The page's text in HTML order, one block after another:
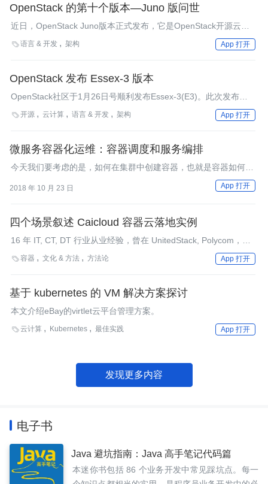
各个组件之间的相互调用关系，对于调试和定位问题将会带来巨大
OpenStack 的第十个版本—Juno 版问世
近日，OpenStack Juno版本正式发布，它是OpenStack开源云计
算项目自2010年创立以来的第十个版本，该版本包括支持软件开
发、大数据分析和大规模应用架构等342个新功能点亮相。
语言 & 开发 架构 App 打开
OpenStack 发布 Essex-3 版本
OpenStack社区于1月26日号顺利发布Essex-3(E3)。此次发布包
含云计算控制中心Nova、镜像服务Glance、 认证服务Keystone和
Dashboard项目Horizon，也包括对象存储项目Swift，Swift 1.4.5
目，其中Keystone和Horizon是自Essex开始成为OpenStack核心
开源 云计算 语言 & 开发 架构 App 打开
微服务容器化运维：容器调度和服务编排
今天我们要考虑的是，如何在集群中创建容器，也就是容器如何调
度的问题；以及容器创建后如何运作才能对外提供服务，也就是服
务如何编排的问题。
2018 年 10 月 23 日 App 打开
四个场景叙述 Caicloud 容器云落地实例
16 年 IT, CT, DT 行业从业经验，曾在 UnitedStack, Polycom，
Motorola，Siemens 等企业任职。
容器 文化 & 方法 方法论 App 打开
基于 kubernetes 的 VM 解决方案探讨
本文介绍eBay的virtlet云平台管理方案。
云计算 Kubernetes 最佳实践 App 打开
发现更多内容
电子书
Java 避坑指南：Java 高手笔记代码篇
本迷你书包括 86 个业务开发中常见踩坑点。每一